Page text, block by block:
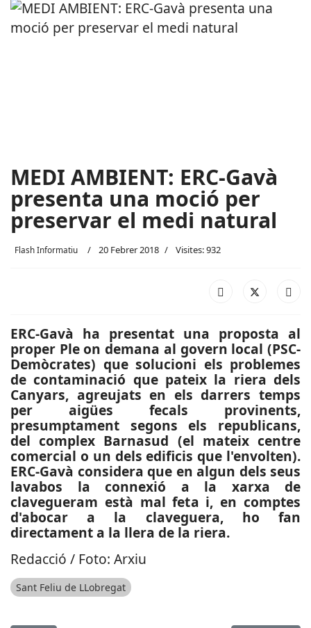
MEDI AMBIENT: ERC-Gavà
presenta una moció per
preservar el medi natural
Flash Informatiu 20 Febrer 2018 Visites: 932
ERC-Gavà ha presentat una proposta al
proper Ple on demana al govern local (PSC-
Demòcrates) que solucioni els problemes
de contaminació que pateix la riera dels
Canyars, agreujats en els darrers temps
per aigües fecals provinents,
presumptament segons els republicans,
del complex Barnasud (el mateix centre
comercial o un dels edificis que l'envolten).
ERC-Gavà considera que en algun dels seus
lavabos la connexió a la xarxa de
clavegueram està mal feta i, en comptes
d'abocar a la claveguera, ho fan
directament a la llera de la riera.
Redacció / Foto: Arxiu
Sant Feliu de LLobregat